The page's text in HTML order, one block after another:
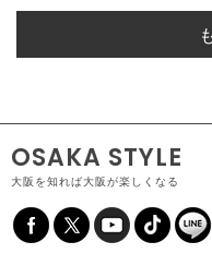
OSAKA STYLE
大阪を知れば大阪が楽しくなる